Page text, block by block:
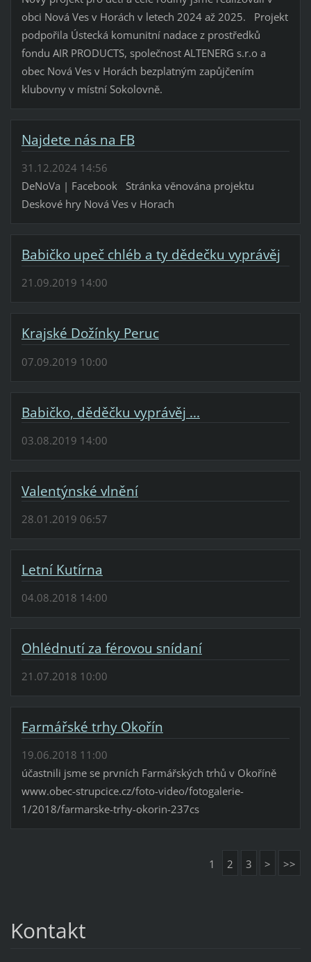
obci Nová Ves v Horách v letech 2024 až 2025. Projekt
podpořila Ústecká komunitní nadace z prostředků
fondu AIR PRODUCTS, společnost ALTENERG s.r.o a
obec Nová Ves v Horách bezplatným zapůjčením
klubovny v místní Sokolovně.
Najdete nás na FB
31.12.2024 14:56
DeNoVa | Facebook Stránka věnována projektu
Deskové hry Nová Ves v Horach
Babičko upeč chléb a ty dědečku vyprávěj
21.09.2019 14:00
Krajské Dožínky Peruc
07.09.2019 10:00
Babičko, děděčku vyprávěj ...
03.08.2019 14:00
Valentýnské vlnění
28.01.2019 06:57
Letní Kutírna
04.08.2018 14:00
Ohlédnutí za férovou snídaní
21.07.2018 10:00
Farmářské trhy Okořín
19.06.2018 11:00
účastnili jsme se prvních Farmářských trhů v Okoříně
www.obec-strupcice.cz/foto-video/fotogalerie-
1/2018/farmarske-trhy-okorin-237cs
1 2 3 > >>
Kontakt